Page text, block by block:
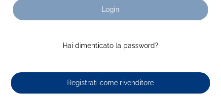
Login
Hai dimenticato la password?
Registrati come rivenditore